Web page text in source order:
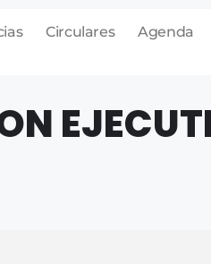
Circulares Agenda